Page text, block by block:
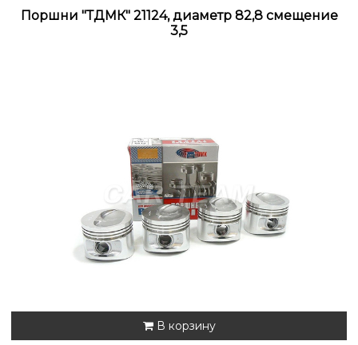
Поршни "ТДМК" 21124, диаметр 82,8 смещение
3,5
В корзину